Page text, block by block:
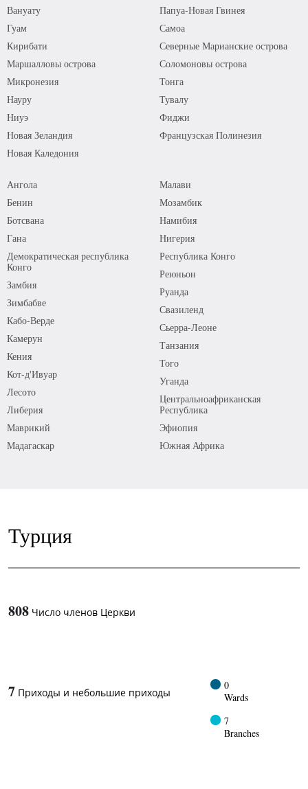
Вануату
Гуам
Кирибати
Маршалловы острова
Микронезия
Науру
Ниуэ
Новая Зеландия
Новая Каледония
Папуа-Новая Гвинея
Самоа
Северные Марианские острова
Соломоновы острова
Тонга
Тувалу
Фиджи
Французская Полинезия
Ангола
Бенин
Ботсвана
Гана
Демократическая республика
Конго
Замбия
Зимбабве
Кабо-Верде
Камерун
Кения
Кот-д'Ивуар
Лесото
Либерия
Маврикий
Мадагаскар
Малави
Мозамбик
Намибия
Нигерия
Республика Конго
Реюньон
Руанда
Свазиленд
Сьерра-Леоне
Танзания
Того
Уганда
Центральноафриканская
Республика
Эфиопия
Южная Африка
Турция
808 Число членов Церкви
7 Приходы и небольшие приходы
0
Wards
7
Branches